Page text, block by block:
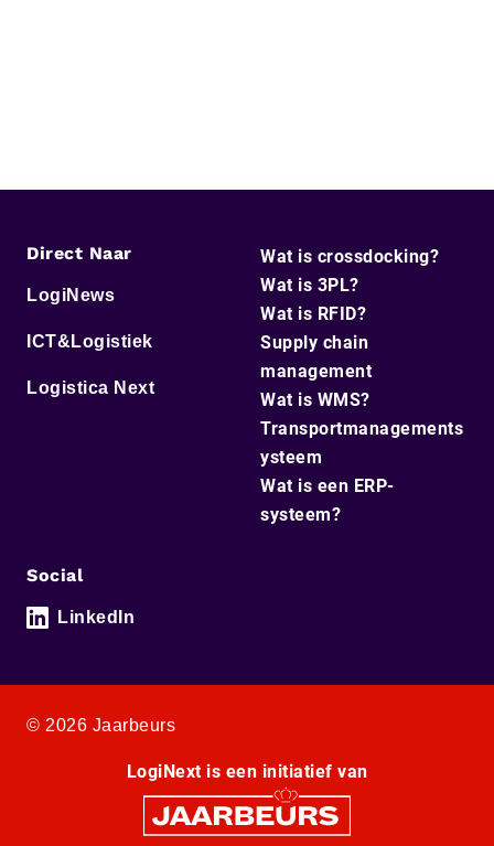
Direct Naar
LogiNews
ICT&Logistiek
Logistica Next
Wat is crossdocking?
Wat is 3PL?
Wat is RFID?
Supply chain
management
Wat is WMS?
Transportmanagements
ysteem
Wat is een ERP-
systeem?
Social
LinkedIn
© 2026 Jaarbeurs
LogiNext is een initiatief van